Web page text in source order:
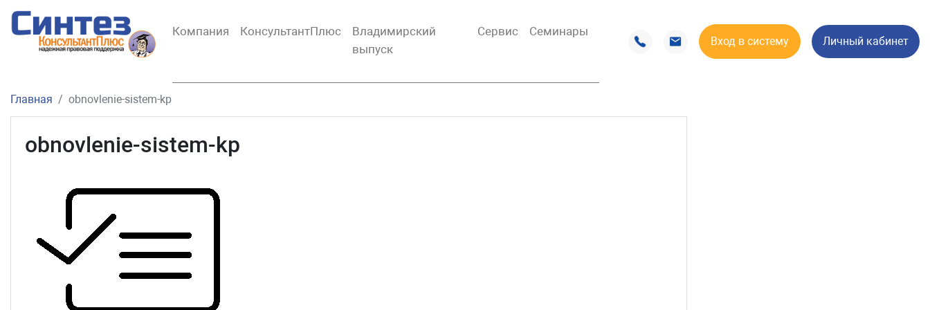
Компания КонсультантПлюс
Владимирский
выпуск
Сервис Семинары
Вход в систему Личный кабинет
Главная obnovlenie-sistem-kp
obnovlenie-sistem-kp